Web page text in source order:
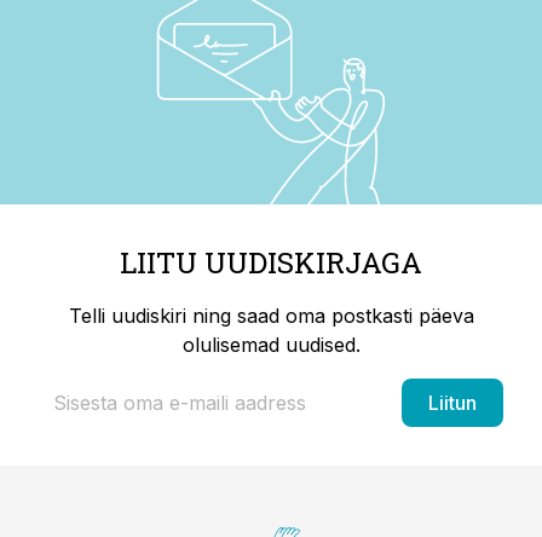
LIITU UUDISKIRJAGA
Telli uudiskiri ning saad oma postkasti päeva
olulisemad uudised.
Liitun